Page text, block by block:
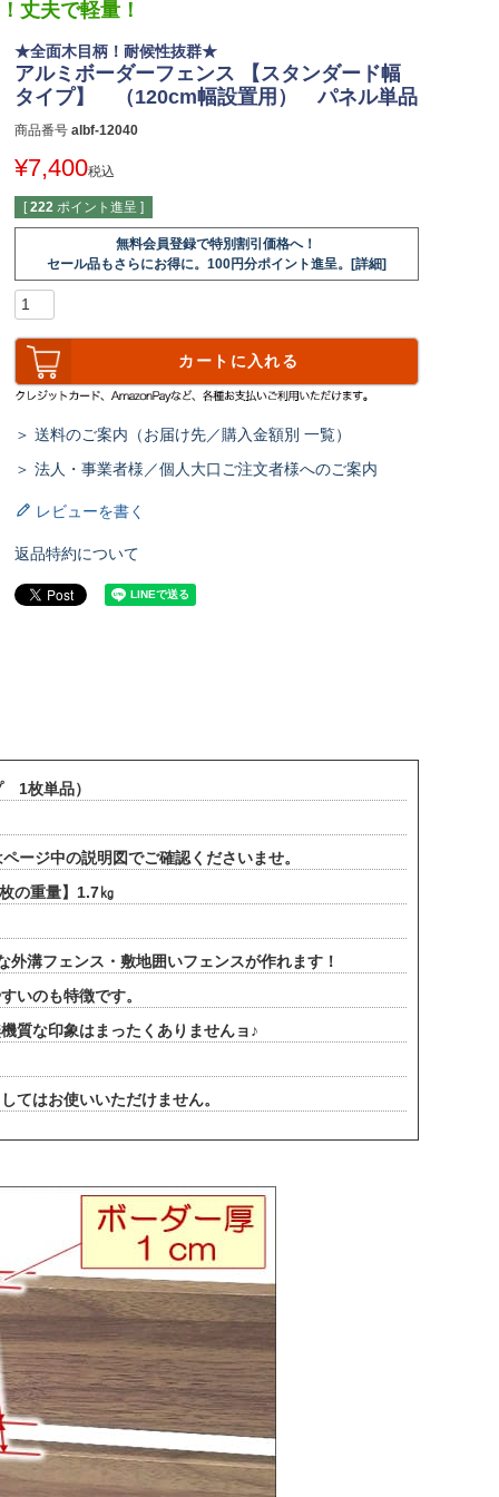
丈夫で軽量！
★全面木目柄！耐候性抜群★
アルミボーダーフェンス 【スタンダード幅
タイプ】 （120cm幅設置用） パネル単品
商品番号 albf-12040
¥7,400税込
[ 222 ポイント進呈 ]
無料会員登録で特別割引価格へ！
セール品もさらにお得に。100円分ポイント進呈。[詳細]
カートに入れる
＞ 送料のご案内（お届け先／購入金額別 一覧）
＞ 法人・事業者様／個人大口ご注文者様へのご案内
レビューを書く
返品特約について
1枚単品）
ージ中の説明図でご確認くださいませ。
の重量】1.7㎏
溝フェンス・敷地囲いフェンスが作れます！
いのも特徴です。
質な印象はまったくありませんョ♪
てはお使いいただけません。